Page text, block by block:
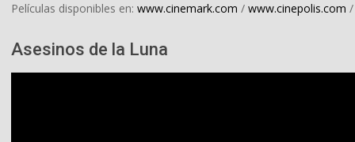
Películas disponibles en: www.cinemark.com / www.cinepolis.com /
Asesinos de la Luna